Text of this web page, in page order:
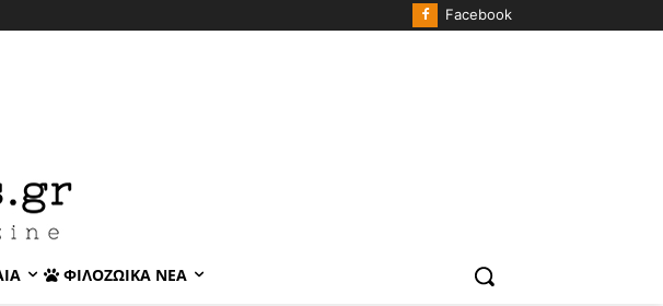
Facebook
ΦΙΛΟΖΩΙΚΆ ΝΈΑ